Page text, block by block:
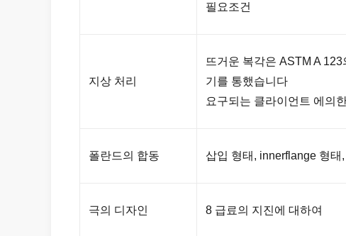
필요조건
지상 처리
뜨거운 복각은 ASTM A
기를 통했습니다
요구되는 클라이언트 에의
폴란드의 합동 삽입 형태, innerflange 형태
극의 디자인 8 급료의 지진에 대하여